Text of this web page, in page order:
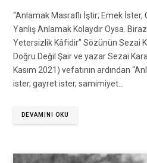
“Anlamak Masraflı İştir; Emek
Yanlış Anlamak Kolaydır Oysa.
Yetersizlik Kâfidir” Sözünün Sezai
Doğru Değil Şair ve yazar Sezai
Kasım 2021) vefatının ardından
ister, gayret ister, samimiyet…
DEVAMINI OKU